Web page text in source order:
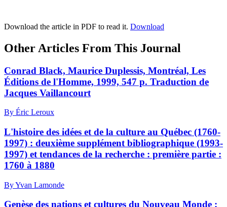
Download the article in PDF to read it. Download
Other Articles From This Journal
Conrad Black, Maurice Duplessis, Montréal, Les
Éditions de l'Homme, 1999, 547 p. Traduction de
Jacques Vaillancourt
By Éric Leroux
L'histoire des idées et de la culture au Québec (1760-
1997) : deuxième supplément bibliographique (1993-
1997) et tendances de la recherche : première partie :
1760 à 1880
By Yvan Lamonde
Genèse des nations et cultures du Nouveau Monde :